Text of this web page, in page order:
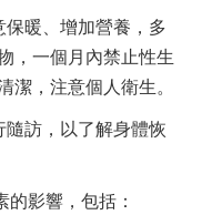
暖、增加營養，多
，一個月內禁止性生
，注意個人衛生。
訪，以了解身體恢
影響，包括：